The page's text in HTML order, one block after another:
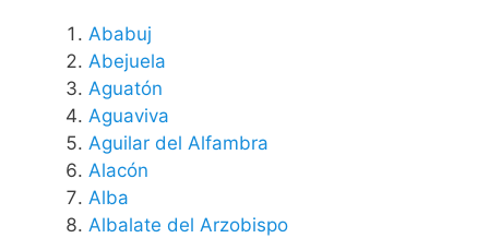
Ababuj
Abejuela
Aguatón
Aguaviva
Aguilar del Alfambra
Alacón
Alba
Albalate del Arzobispo